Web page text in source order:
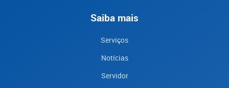
Saiba mais
Serviços
Notícias
Servidor